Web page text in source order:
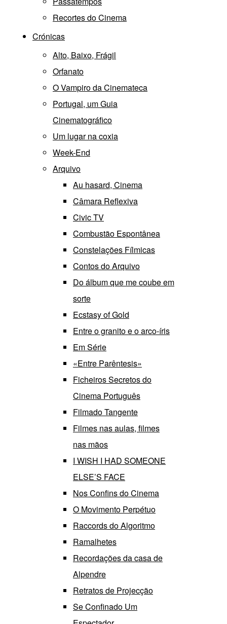
Recortes do Cinema
Crónicas
Alto, Baixo, Frágil
Orfanato
O Vampiro da Cinemateca
Portugal, um Guia
Cinematográfico
Um lugar na coxia
Week-End
Arquivo
Au hasard, Cinema
Câmara Reflexiva
Civic TV
Combustão Espontânea
Constelações Fílmicas
Contos do Arquivo
Do álbum que me coube em
sorte
Ecstasy of Gold
Entre o granito e o arco-íris
Em Série
«Entre Parêntesis»
Ficheiros Secretos do
Cinema Português
Filmado Tangente
Filmes nas aulas, filmes
nas mãos
I WISH I HAD SOMEONE
ELSE’S FACE
Nos Confins do Cinema
O Movimento Perpétuo
Raccords do Algoritmo
Ramalhetes
Recordações da casa de
Alpendre
Retratos de Projecção
Se Confinado Um